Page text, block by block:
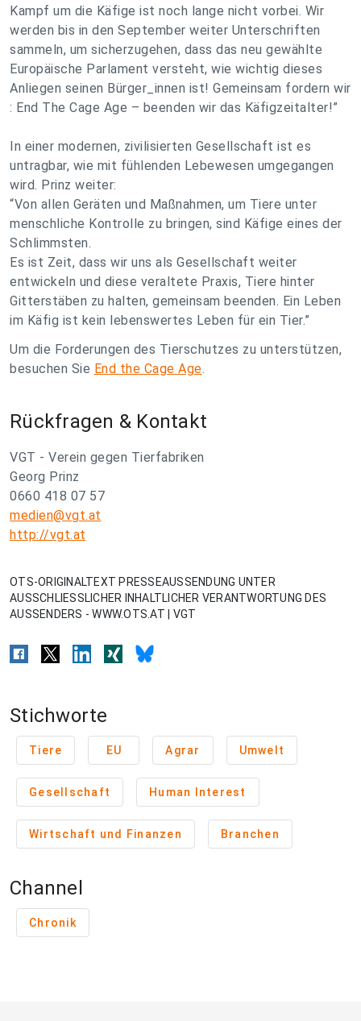
Kampf um die Käfige ist noch lange nicht vorbei. Wir
werden bis in den September weiter Unterschriften
sammeln, um sicherzugehen, dass das neu gewählte
Europäische Parlament versteht, wie wichtig dieses
Anliegen seinen Bürger_innen ist! Gemeinsam fordern wir
: End The Cage Age – beenden wir das Käfigzeitalter!”
In einer modernen, zivilisierten Gesellschaft ist es
untragbar, wie mit fühlenden Lebewesen umgegangen
wird. Prinz weiter:
“Von allen Geräten und Maßnahmen, um Tiere unter
menschliche Kontrolle zu bringen, sind Käfige eines der
Schlimmsten.
Es ist Zeit, dass wir uns als Gesellschaft weiter
entwickeln und diese veraltete Praxis, Tiere hinter
Gitterstäben zu halten, gemeinsam beenden. Ein Leben
im Käfig ist kein lebenswertes Leben für ein Tier.”
Um die Forderungen des Tierschutzes zu unterstützen,
besuchen Sie End the Cage Age.
Rückfragen & Kontakt
VGT - Verein gegen Tierfabriken
Georg Prinz
0660 418 07 57
medien@vgt.at
http://vgt.at
OTS-ORIGINALTEXT PRESSEAUSSENDUNG UNTER
AUSSCHLIESSLICHER INHALTLICHER VERANTWORTUNG DES
AUSSENDERS - WWW.OTS.AT | VGT
Stichworte
Tiere EU Agrar Umwelt
Gesellschaft Human Interest
Wirtschaft und Finanzen Branchen
Channel
Chronik